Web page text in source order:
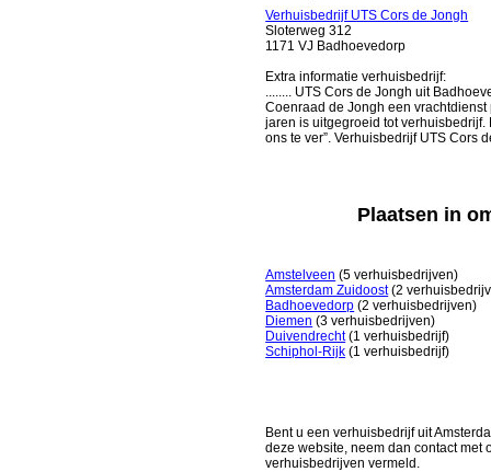
Verhuisbedrijf UTS Cors de Jongh
Sloterweg 312
1171 VJ Badhoevedorp
Extra informatie verhuisbedrijf:
........ UTS Cors de Jongh uit
Coenraad de Jongh een
jaren is uitgegroeid tot verhuisbedrijf.
ons te ver”. Verhuisbedrijf UTS Cors
Plaatsen in
Amstelveen (5 verhuisbedrijven)
Amsterdam Zuidoost(2
Badhoevedorp (2 verhuisbedrijven)
Diemen (3 verhuisbedrijven)
Duivendrecht(1 verhuisbedrijf)
Schiphol-Rijk (1 verhuisbedrijf)
Bent u een verhuisbedrijf uit
deze website, neem dan contact met
verhuisbedrijven vermeld.